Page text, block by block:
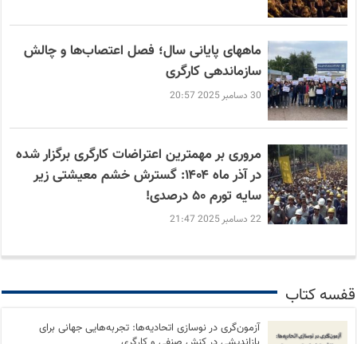
ماههای پایانی سال؛ فصل اعتصاب‌ها و چالش
سازماندهی کارگری
30 دسامبر 2025 20:57
مروری بر مهمترین اعتراضات کارگری برگزار شده
در آذر ماه ۱۴۰۴: گسترش خشم معیشتی زیر
سایه تورم ۵۰ درصدی!
22 دسامبر 2025 21:47
قفسه کتاب
آزمون‌گری در نوسازی اتحادیه‌ها: تجربه‌هایی جهانی برای